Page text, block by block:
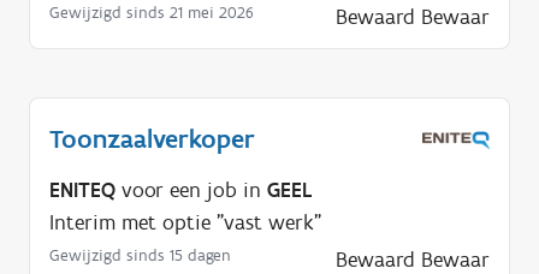
Gewijzigd sinds 21 mei 2026 Bewaard Bewaar
Toonzaalverkoper
ENITEQ voor een job in GEEL
Interim met optie "vast werk"
Gewijzigd sinds 15 dagen Bewaard Bewaar